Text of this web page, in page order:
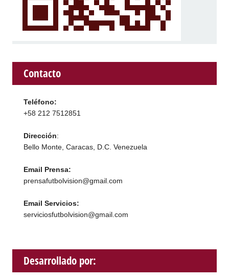
Contacto
Teléfono:
+58 212 7512851
Dirección:
Bello Monte, Caracas, D.C. Venezuela
Email Prensa:
prensafutbolvision@gmail.com
Email Servicios:
serviciosfutbolvision@gmail.com
Desarrollado por: